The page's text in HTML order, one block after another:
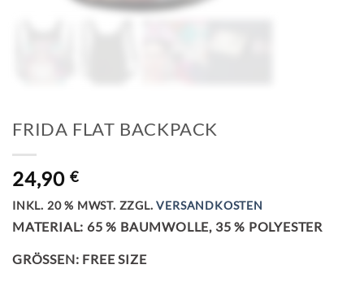
FRIDA FLAT BACKPACK
24,90 €
INKL. 20 % MWST. ZZGL.VERSANDKOSTEN
MATERIAL: 65 % BAUMWOLLE, 35 % POLYESTER
GRÖSSEN: FREE SIZE